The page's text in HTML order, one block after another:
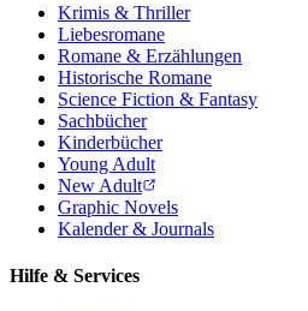
Krimis & Thriller
Liebesromane
Romane & Erzählungen
Historische Romane
Science Fiction & Fantasy
Sachbücher
Kinderbücher
Young Adult
New Adult
Graphic Novels
Kalender & Journals
Hilfe & Services